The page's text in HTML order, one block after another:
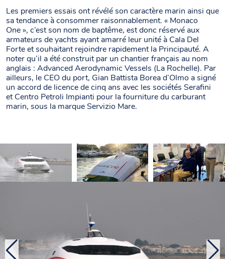
Les premiers essais ont révélé son caractère marin ainsi que
sa tendance à consommer raisonnablement. « Monaco
One », c’est son nom de baptême, est donc réservé aux
armateurs de yachts ayant amarré leur unité à Cala Del
Forte et souhaitant rejoindre rapidement la Principauté. A
noter qu’il a été construit par un chantier français au nom
anglais : Advanced Aerodynamic Vessels (La Rochelle). Par
ailleurs, le CEO du port, Gian Battista Borea d’Olmo a signé
un accord de licence de cinq ans avec les sociétés Serafini
et Centro Petroli Impianti pour la fourniture du carburant
marin, sous la marque Servizio Mare.